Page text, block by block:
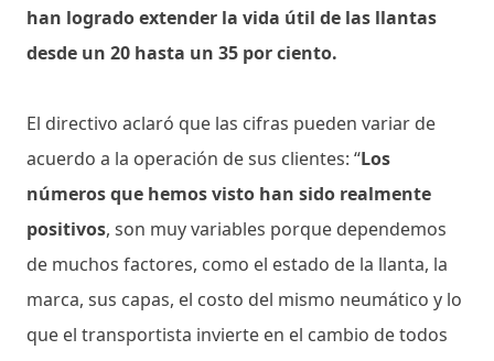
han logrado extender la vida útil de las llantas
desde un 20 hasta un 35 por ciento.
El directivo aclaró que las cifras pueden variar de
acuerdo a la operación de sus clientes: “Los
números que hemos visto han sido realmente
positivos, son muy variables porque dependemos
de muchos factores, como el estado de la llanta, la
marca, sus capas, el costo del mismo neumático y lo
que el transportista invierte en el cambio de todos